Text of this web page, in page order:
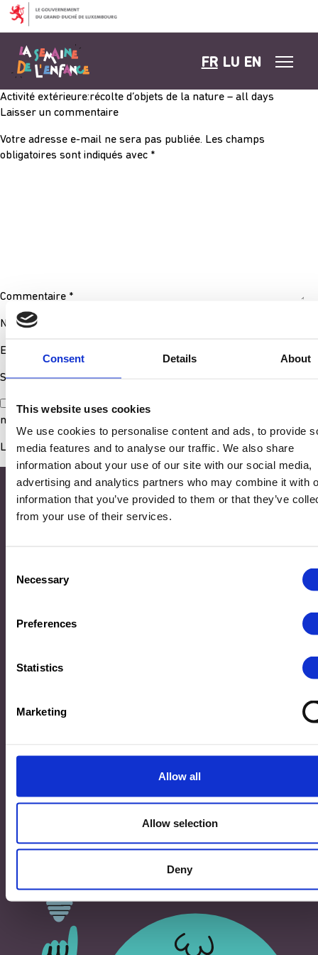
Consent Details About
This website uses cookies
We use cookies to personalise content and ads, to provide
media features and to analyse our traffic. We also share
information about your use of our site with our social media,
advertising and analytics partners who may combine it with
information that you’ve provided to them or that they’ve
from your use of their services.
Selection
Necessary
Preferences
Statistics
Marketing
Allow all
Allow selection
Deny
Aller au contenu
FR LU EN
Activité extérieure:récolte d’objets de la nature – all days
Laisser un commentaire
Votre adresse e-mail ne sera pas publiée. Les champs
obligatoires sont indiqués avec *
Commentaire *
Nom*
E-mail
Site web
Enregistrer mon nom, mon e-mail et mon site dans le
navigateur pour mon prochain commentaire.
Adresse
©2026 Ministère de l’Éducation nationale, de l’Enfance